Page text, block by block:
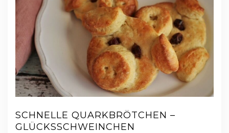
SCHNELLE QUARKBRÖTCHEN –
GLÜCKSSCHWEINCHEN